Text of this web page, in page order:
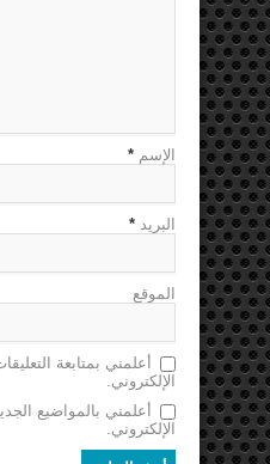
الإسم *
البريد *
الموقع
أعلمني بمتابعة
الإلكتروني.
أعلمني بالمواضيع
الإلكتروني.